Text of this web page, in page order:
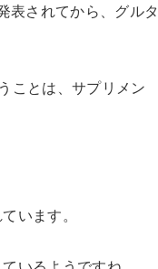
表されてから、グルタ
ことは、サプリメン
います。